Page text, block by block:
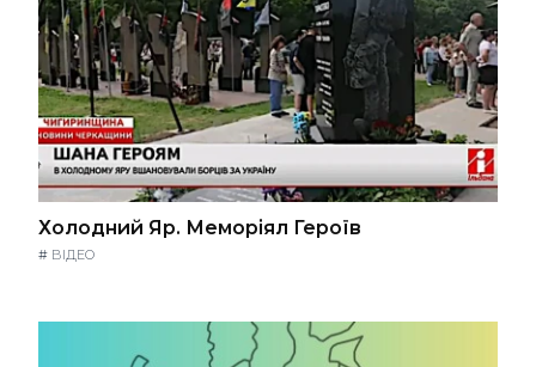
Холодний Яр. Меморіял Героїв
# ВІДЕО